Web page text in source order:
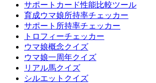
サポートカード性能比較ツール
育成ウマ娘所持率チェッカー
サポート所持率チェッカー
トロフィーチェッカー
ウマ娘概念クイズ
ウマ娘一周年クイズ
リアル馬クイズ
シルエットクイズ